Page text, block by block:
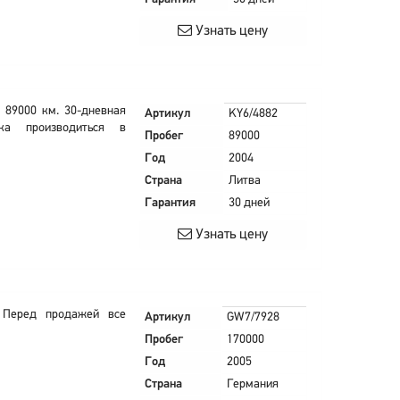
Узнать цену
89000 км. 30-дневная
производиться в
Артикул
KY6/4882
Пробег
89000
Год
2004
Страна
Литва
Гарантия
30 дней
Узнать цену
продажей все Артикул
GW7/7928
Пробег
170000
Год
2005
Страна
Германия